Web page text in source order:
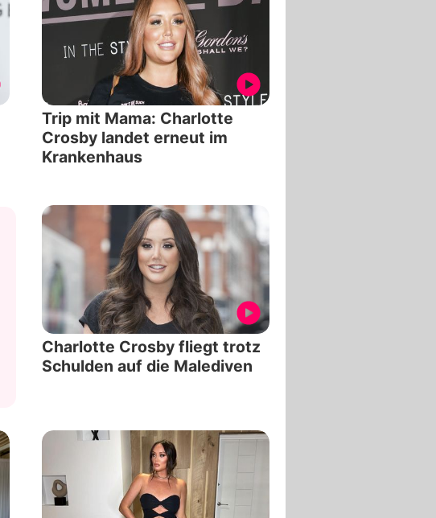
Trip mit Mama: Charlotte
Crosby landet erneut im
Krankenhaus
Charlotte Crosby fliegt trotz
Schulden auf die Malediven